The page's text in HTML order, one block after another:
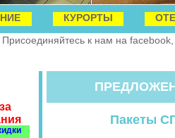
КУРОРТЫ
Присоединяйтесь к нам на
Пакеты